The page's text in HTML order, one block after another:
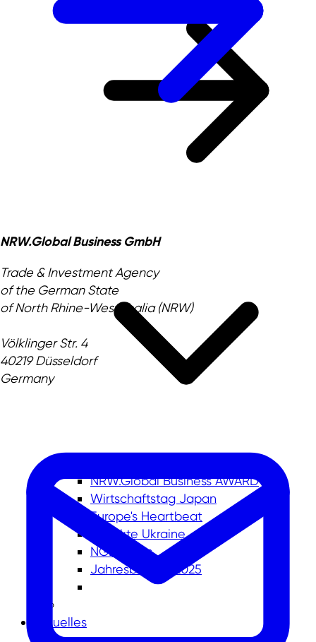
NRW.Global Business AWARD
Wirtschaftstag Japan
Europe's Heartbeat
Projekte Ukraine
NGB.2Sites
Jahresbericht 2025
Aktuelles
NRW.Global Business GmbH
Trade & Investment Agency
of the German State
of North Rhine-Westphalia (NRW)
Völklinger Str. 4
40219 Düsseldorf
Germany